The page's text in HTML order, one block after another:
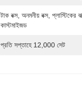
টাক বক্স, অনমনীয় বক্স, প্লাস্টিকের
কাস্টমাইজড
প্রতি সপ্তাহে 12,000 সেট